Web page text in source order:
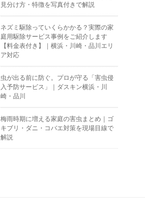
見分け方・特徴を写真付きで解説
ネズミ駆除っていくらかかる？実際の家
庭用駆除サービス事例をご紹介します
【料金表付き】｜横浜・川崎・品川エリ
ア対応
虫が出る前に防ぐ。プロが守る「害虫侵
入予防サービス」｜ダスキン横浜・川
崎・品川
梅雨時期に増える家庭の害虫まとめ｜ゴ
キブリ・ダニ・コバエ対策を現場目線で
解説